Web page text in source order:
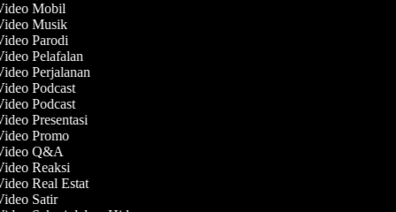
Mobil
Musik
Parodi
Pelafalan
Perjalanan
Podcast
Podcast
Presentasi
Promo
Q&A
Reaksi
Real Estat
Satir